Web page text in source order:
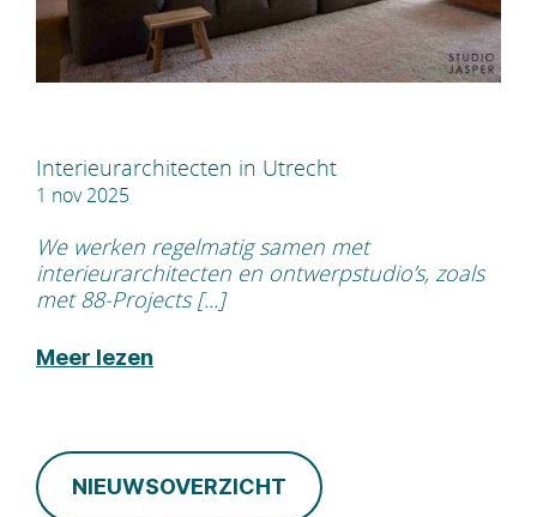
Interieurarchitecten in Utrecht
1 nov 2025
We werken regelmatig samen met
interieurarchitecten en ontwerpstudio’s, zoals
met 88-Projects [...]
Meer lezen
NIEUWSOVERZICHT